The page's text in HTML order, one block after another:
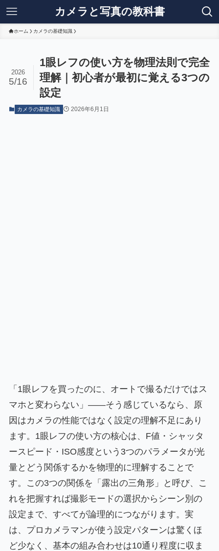
カメラと写真の教科書
ホーム カメラの基礎知識
1眼レフの使い方を物理法則で完全
理解｜初心者が最初に覚える3つの
設定
2026
5/16
カメラの基礎知識 2026年6月1日
「1眼レフを買ったのに、オートで撮るだけではス
マホと変わらない」——そう感じているなら、原
因はカメラの性能ではなく設定の理解不足にあり
ます。1眼レフの使い方の核心は、F値・シャッタ
ースピード・ISO感度という3つのパラメータが光
量とどう関係するかを物理的に理解することで
す。この3つの関係を「露出の三角形」と呼び、こ
れを把握すれば撮影モードの選択からシーン別の
設定まで、すべてが論理的につながります。実
は、プロカメラマンが使う設定パターンは驚くほ
ど少なく、基本の組み合わせは10通り程度に収ま